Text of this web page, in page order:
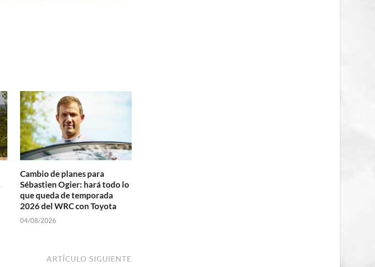
Cambio de planes para
Sébastien Ogier: hará todo lo
que queda de temporada
2026 del WRC con Toyota
04/08/2026
ARTÍCULO SIGUIENTE